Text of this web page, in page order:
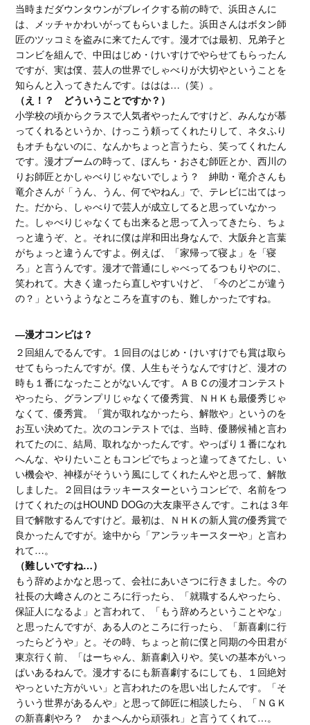
当時まだダウンタウンがブレイクする前の時で、浜田さんに
は、メッチャかわいがってもらいました。浜田さんはボタン師
匠のツッコミを盗みに来てたんです。漫才では最初、兄弟子と
コンビを組んで、中田はじめ・けいすけでやらせてもらったん
ですが、実は僕、芸人の世界でしゃべりが大切やということを
知らんと入ってきたんです。ははは…（笑）。
（え！？ どういうことですか？）
小学校の頃からクラスで人気者やったんですけど、みんなが慕
ってくれるというか、けっこう頼ってくれたりして、ネタふり
もオチもないのに、なんかちょっと言うたら、笑ってくれたん
です。漫才ブームの時って、ぼんち・おさむ師匠とか、西川の
りお師匠とかしゃべりじゃないでしょう？ 紳助・竜介さんも
竜介さんが「うん、うん、何でやねん」で、テレビに出てはっ
た。だから、しゃべりで芸人が成立してると思っていなかっ
た。しゃべりじゃなくても出来ると思って入ってきたら、ちょ
っと違うぞ、と。それに僕は岸和田出身なんで、大阪弁と言葉
がちょっと違うんですよ。例えば、「家帰って寝よ」を「寝
ろ」と言うんです。漫才で普通にしゃべってるつもりやのに、
笑われて。大きく違ったら直しやすいけど、「今のどこが違う
の？」というようなところを直すのも、難しかったですね。
―漫才コンビは？
２回組んでるんです。１回目のはじめ・けいすけでも賞は取ら
せてもらったんですが。僕、人生もそうなんですけど、漫才の
時も１番になったことがないんです。ＡＢＣの漫才コンテスト
やったら、グランプリじゃなくて優秀賞、ＮＨＫも最優秀じゃ
なくて、優秀賞。「賞が取れなかったら、解散や」というのを
お互い決めてた。次のコンテストでは、当時、優勝候補と言わ
れてたのに、結局、取れなかったんです。やっぱり１番になれ
へんな、やりたいこともコンビでちょっと違ってきてたし、い
い機会や、神様がそういう風にしてくれたんやと思って、解散
しました。２回目はラッキースターというコンビで、名前をつ
けてくれたのはHOUND DOGの大友康平さんです。これは３年
目で解散するんですけど。最初は、ＮＨＫの新人賞の優秀賞で
良かったんですが。途中から「アンラッキースターや」と言わ
れて…。
（難しいですね…）
もう辞めよかなと思って、会社にあいさつに行きました。今の
社長の大﨑さんのところに行ったら、「就職するんやったら、
保証人になるよ」と言われて、「もう辞めろということやな」
と思ったんですが、ある人のところに行ったら、「新喜劇に行
ったらどうや」と。その時、ちょっと前に僕と同期の今田君が
東京行く前、「はーちゃん、新喜劇入りや。笑いの基本がいっ
ぱいあるねんで。漫才するにも新喜劇するにしても、１回絶対
やっといた方がいい」と言われたのを思い出したんです。「そ
ういう世界があるんや」と思って師匠に相談したら、「ＮＧＫ
の新喜劇やろ？ かまへんから頑張れ」と言うてくれて…。